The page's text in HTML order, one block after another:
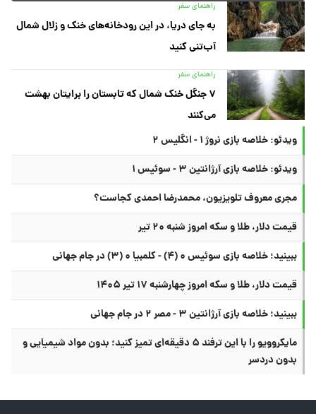
راهنمای سفر
به جای دریا، در این رودخانه‌های خنک و زلال شمال
آب‌تنی کنید
راهنمای سفر
۷ جنگل خنک شمال که تابستان را برایتان بهشت
می‌کنند
ویدئو: خلاصه بازی نروژ ۱ - انگلیس ۲
ویدئو: خلاصه بازی آرژانتین ۳ - سوئیس ۱
مجری معروف تلویزیون، محمدرضا احمدی کجاست؟
قیمت دلار، طلا و سکه امروز شنبه ۲۰ تیر
ببینید؛ خلاصه بازی سوئیس ۰ (۴) - کلمبیا ۰ (۳) در جام جهانی
قیمت دلار، طلا و سکه امروز چهارشنبه ۱۷ تیر ۱۴۰۵
ببینید؛ خلاصه بازی آرژانتین ۳ - مصر ۲ در جام جهانی
مایکروویو را با این ترفند ۵ دقیقه‌ای تمیز کنید؛ بدون مواد شیمیایی و
بدون دردسر